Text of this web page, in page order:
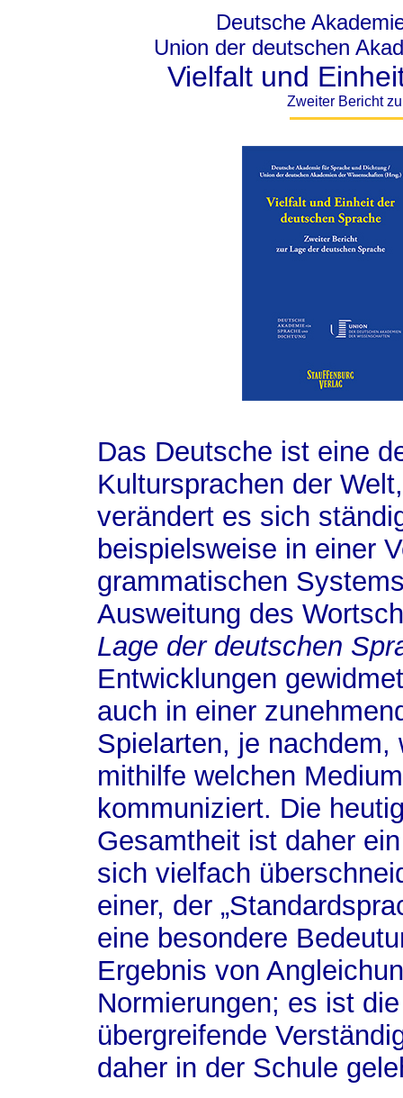
Deutsche
Union der deutschen
Vielfalt und
Zweiter Bericht
Das Deutsche ist eine
Kultursprachen der
verändert es sich
beispielsweise in einer
grammatischen
Ausweitung des
Lage der deutschen
Entwicklungen
auch in einer
Spielarten, je
mithilfe welchen
kommuniziert. Die
Gesamtheit ist daher
sich vielfach
einer, der
eine besondere
Ergebnis von
Normierungen; es ist
übergreifende
daher in der Schule